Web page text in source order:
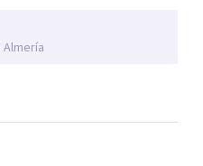
clínica, como
desde la primera sesión.
tu problema o situación?
Almería